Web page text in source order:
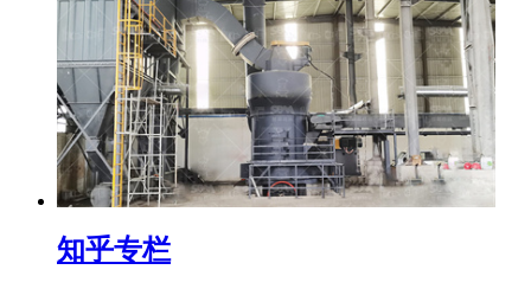
知乎专栏